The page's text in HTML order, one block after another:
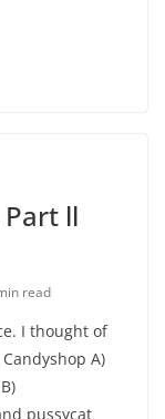
ll
read
I thought of
A)
pussycat